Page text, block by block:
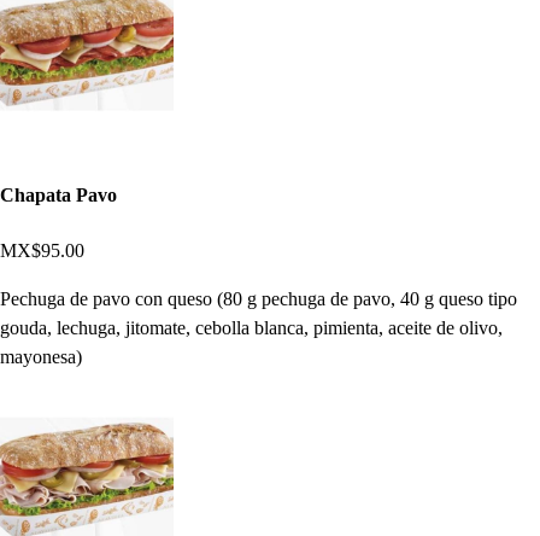
Chapata Pavo
MX$95.00
Pechuga de pavo con queso (80 g pechuga de pavo, 40 g queso tipo
gouda, lechuga, jitomate, cebolla blanca, pimienta, aceite de olivo,
mayonesa)